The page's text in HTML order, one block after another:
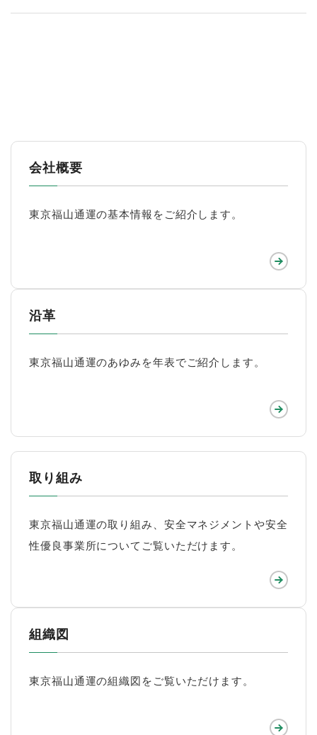
会社概要
東京福山通運の基本情報をご紹介します。
沿革
東京福山通運のあゆみを年表でご紹介します。
取り組み
東京福山通運の取り組み、安全マネジメントや安全
性優良事業所についてご覧いただけます。
組織図
東京福山通運の組織図をご覧いただけます。